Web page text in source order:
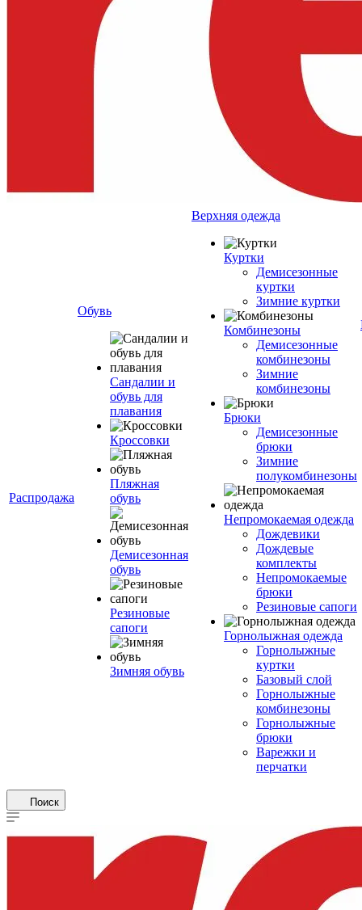
Распродажа
Обувь
Сандалии и
обувь для
плавания
Кроссовки
Пляжная
обувь
Демисезонная
обувь
Резиновые
сапоги
Зимняя обувь
Верхняя одежда
Куртки
Демисезонные
куртки
Зимние куртки
Комбинезоны
Демисезонные
комбинезоны
Зимние
комбинезоны
Брюки
Демисезонные
брюки
Зимние
полукомбинезоны
Непромокаемая одежда
Дождевики
Дождевые
комплекты
Непромокаемые
брюки
Резиновые сапоги
Горнолыжная одежда
Горнолыжные
куртки
Базовый слой
Горнолыжные
комбинезоны
Горнолыжные
брюки
Варежки и
перчатки
Поиск